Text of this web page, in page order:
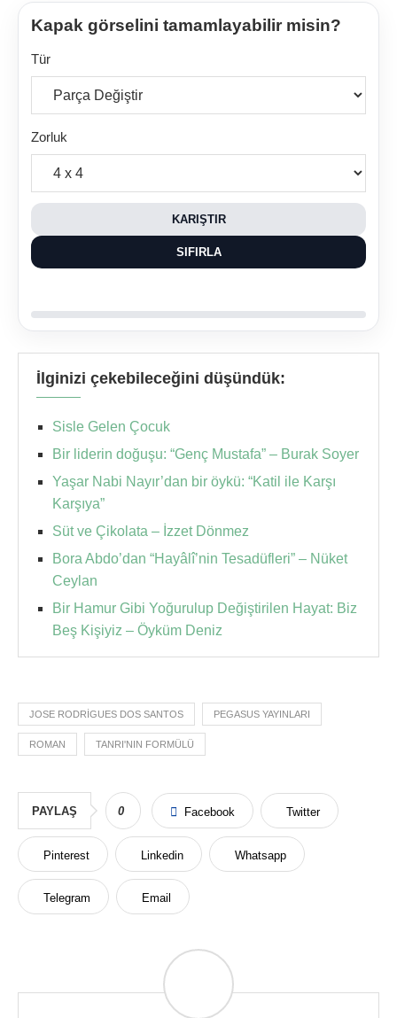
Kapak görselini tamamlayabilir misin?
Tür
Zorluk
KARIŞTIR
SIFIRLA
İlginizi çekebileceğini düşündük:
Sisle Gelen Çocuk
Bir liderin doğuşu: “Genç Mustafa” – Burak Soyer
Yaşar Nabi Nayır’dan bir öykü: “Katil ile Karşı
Karşıya”
Süt ve Çikolata – İzzet Dönmez
Bora Abdo’dan “Hayâlî’nin Tesadüfleri” – Nüket
Ceylan
Bir Hamur Gibi Yoğurulup Değiştirilen Hayat: Biz
Beş Kişiyiz – Öyküm Deniz
JOSE RODRIGUES DOS SANTOS PEGASUS YAYINLARI
ROMAN TANRI'NIN FORMÜLÜ
PAYLAŞ 0 Facebook Twitter
Pinterest Linkedin Whatsapp
Telegram Email